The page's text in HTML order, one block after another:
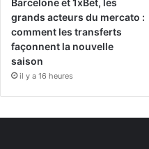
Barcelone et 1xBet, les
grands acteurs du mercato :
comment les transferts
façonnent la nouvelle
saison
il y a 16 heures